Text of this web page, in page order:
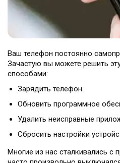
Березнева, 16, корпус 3
RU
Ваш телефон постоянно
Зачастую вы можете решить
способами:
Зарядить телефон
Обновить программное
Удалить неисправные
Сбросить настройки
Многие из нас сталкивались с